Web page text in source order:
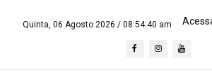
Quinta, 06 Agosto 2026 / 08:54:40 am